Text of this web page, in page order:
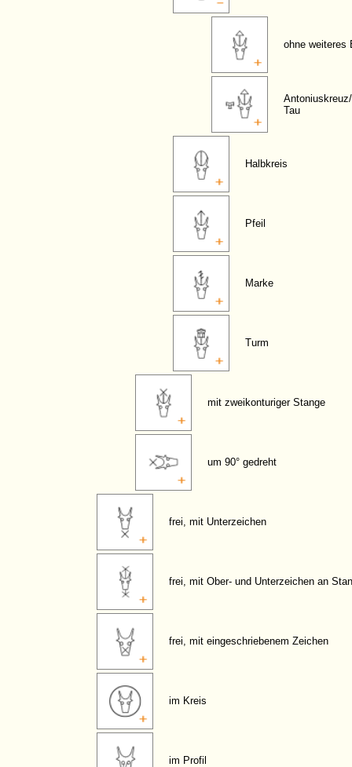
ohne weiteres
Tau
Halbkreis
Pfeil
Marke
Turm
mit zweikonturiger Stange
um 90° gedreht
frei, mit Unterzeichen
frei, mit Ober- und Unterzeichen an
frei, mit eingeschriebenem Zeichen
im Kreis
im Profil